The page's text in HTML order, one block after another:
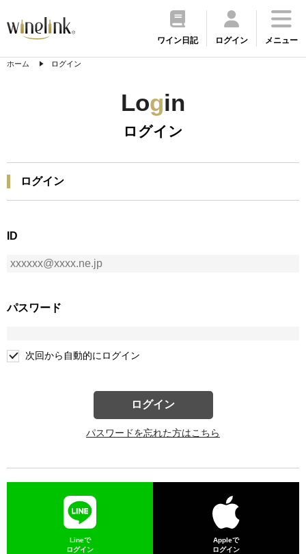
ワイン日記 ログイン メニュー
ホーム ログイン
Login
ログイン
ログイン
ID
パスワード
次回から自動的にログイン
ログイン
パスワードを忘れた方はこちら
Lineで
ログイン
Appleで
ログイン